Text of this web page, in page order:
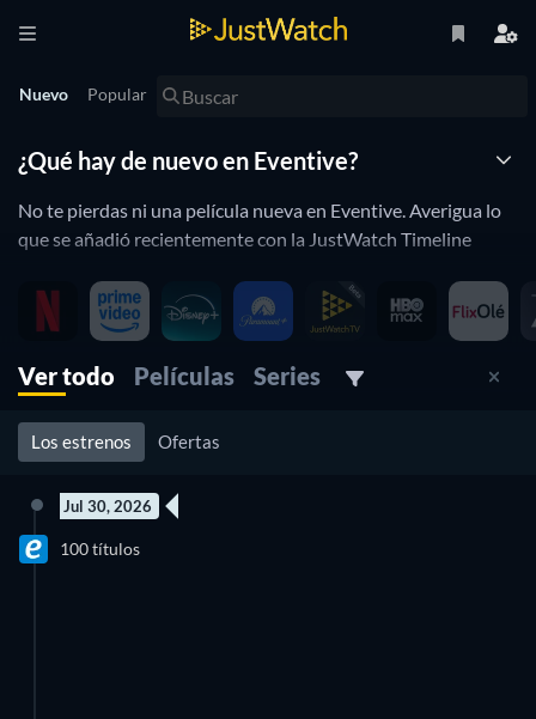
Nuevo Popular
¿Qué hay de nuevo en Eventive?
No te pierdas ni una película nueva en Eventive. Averigua lo
que se añadió recientemente con la JustWatch Timeline
Eventive está constantemente añadiendo y eliminando
películas a su catálogo. Si tienes la sensación de que ya viste
todo lo que querías, te va gustar la línea de tiempo de
JustWatch. Te ayudará a mantenerte al día y ya no te
perdiráas un lanzamiento recientemente añadido.
Ver todo Películas Series
Los estrenos Ofertas
Jul 30, 2026
100 títulos